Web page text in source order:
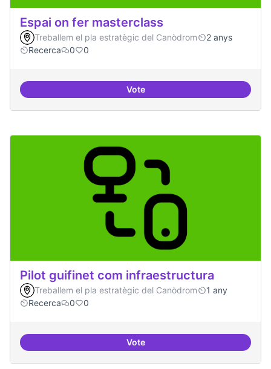
Espai on fer masterclass
Treballem el pla estratègic del Canòdrom
2 anys
Recerca
0 0
VoteEspai on fer masterclass
Pilot guifinet com infraestructura
Treballem el pla estratègic del Canòdrom
1 any
Recerca
0 0
VotePilot guifinet com